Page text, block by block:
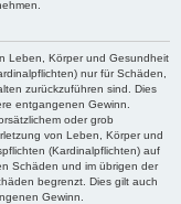
Leben, Körper und Gesundheit
nur für Schäden,
zurückzuführen sind. Dies
entgangenen Gewinn.
oder grob
von Leben, Körper und
(Kardinalpflichten) auf
Schäden und im übrigen der
begrenzt. Dies gilt auch
Gewinn.